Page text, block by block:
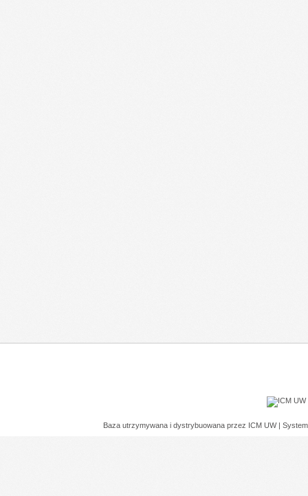
Baza utrzymywana i dystrybuowana przez ICM UW |